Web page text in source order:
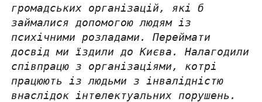
громадських організацій, які б
займалися допомогою людям із
психічними розладами. Переймати
досвід ми їздили до Києва. Налагодили
співпрацю з організаціями, котрі
працюють із людьми з інвалідністю
внаслідок інтелектуальних порушень.